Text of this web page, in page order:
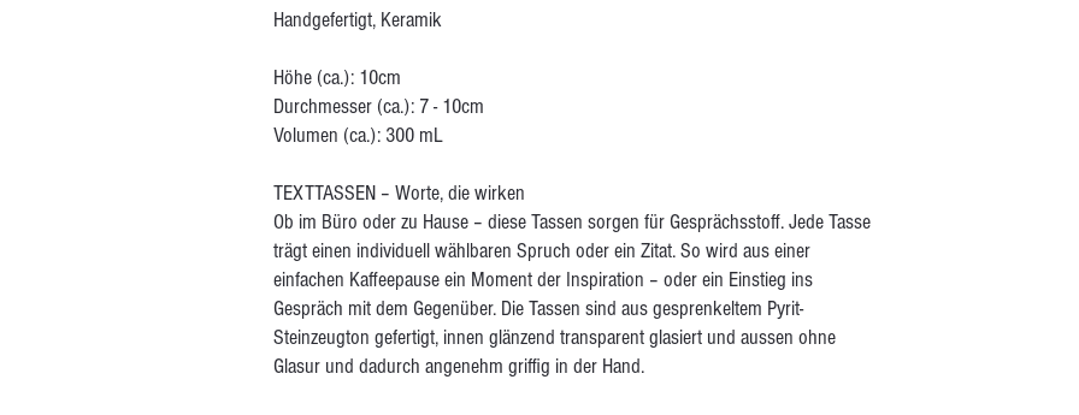
Handgefertigt, Keramik
Höhe (ca.): 10cm
Durchmesser (ca.): 7 - 10cm
Volumen (ca.): 300 mL
TEXTTASSEN – Worte, die wirken
Ob im Büro oder zu Hause – diese Tassen sorgen für Gesprächsstoff. Jede Tasse
trägt einen individuell wählbaren Spruch oder ein Zitat. So wird aus einer
einfachen Kaffeepause ein Moment der Inspiration – oder ein Einstieg ins
Gespräch mit dem Gegenüber. Die Tassen sind aus gesprenkeltem Pyrit-
Steinzeugton gefertigt, innen glänzend transparent glasiert und aussen ohne
Glasur und dadurch angenehm griffig in der Hand.